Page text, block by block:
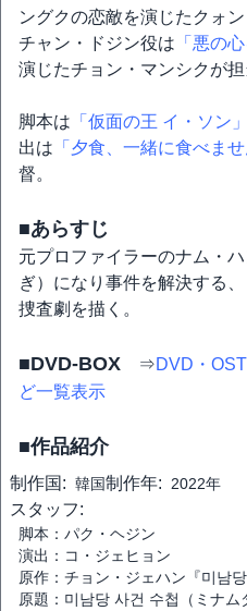
ングクの恋敵を演じたクォ
チャン・ドジン役は 「悪の
演じたチョン・マンシクが担
脚本は 「仮面の王 イ・ソン」
出は 「夕食、一緒に食べませ
督。
■あらすじ
元プロファイラーのナム・
ぎ）になり事件を解決する
捜査劇を描く。
■DVD-BOX ⇒DVD・
ど一覧表示
■作品紹介
制作国: 韓国制作年: 2022年
スタッフ:
脚本：パク・ヘジン
演出：コ・ジェヒョン
原作：チョン・ジェハン『미남당
原題：미남당 사건 수첩（ミナム